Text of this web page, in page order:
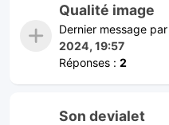
Qualité image
Dernier message par
2024, 19:57
Réponses : 2
Son devialet